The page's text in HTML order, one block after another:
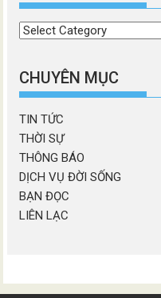
Chọn
mục
CHUYÊN MỤC
TIN TỨC
THỜI SỰ
THÔNG BÁO
DỊCH VỤ ĐỜI SỐNG
BẠN ĐỌC
LIÊN LẠC